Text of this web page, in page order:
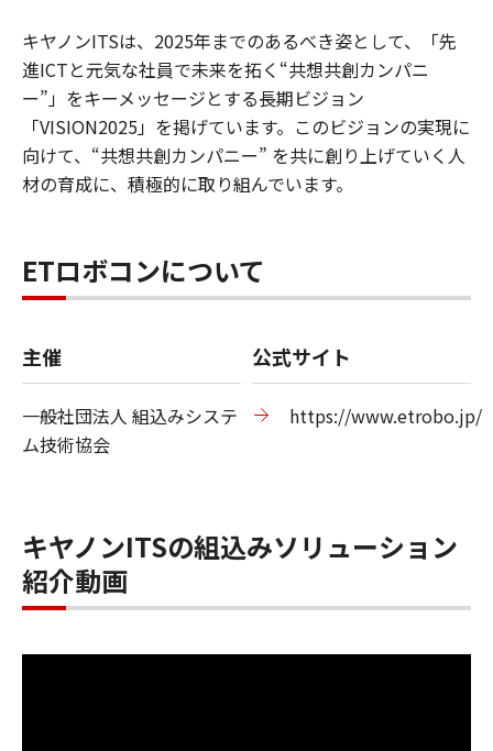
キヤノンITSは、2025年までのあるべき姿として、「先
進ICTと元気な社員で未来を拓く“共想共創カンパニ
ー”」をキーメッセージとする長期ビジョン
「VISION2025」を掲げています。このビジョンの実現に
向けて、“共想共創カンパニー” を共に創り上げていく人
材の育成に、積極的に取り組んでいます。
ETロボコンについて
主催
一般社団法人 組込みシステ
ム技術協会
公式サイト
https://www.etrobo.jp/
キヤノンITSの組込みソリューション
紹介動画